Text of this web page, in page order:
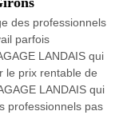
des professionnels
parfois
LANDAIS qui
le prix rentable de
LANDAIS qui
professionnels pas